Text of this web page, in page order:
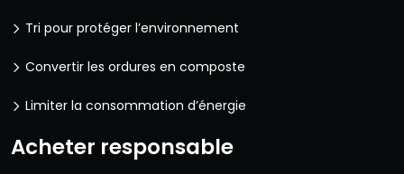
Tri pour protéger l’environnement
Convertir les ordures en composte
Limiter la consommation d’énergie
Acheter responsable